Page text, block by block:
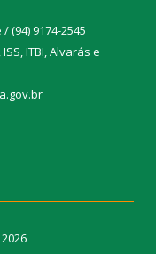
(94) 9174-2545
ITBI, Alvarás e